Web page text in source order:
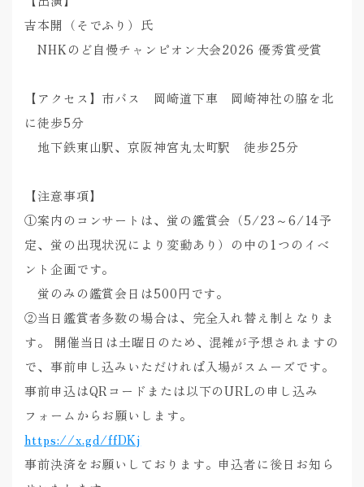
吉本開（そでふり）氏
NHKのど自慢チャンピオン大会2026 優秀賞受賞
【アクセス】市バス 岡崎道下車 岡崎神社の脇を北
に徒歩5分
地下鉄東山駅、京阪神宮丸太町駅 徒歩25分
【注意事項】
①案内のコンサートは、蛍の鑑賞会（5/23～6/14予
定、蛍の出現状況により変動あり）の中の1つのイベ
ント企画です。
蛍のみの鑑賞会日は500円です。
②当日鑑賞者多数の場合は、完全入れ替え制となりま
す。 開催当日は土曜日のため、混雑が予想されますの
で、事前申し込みいただければ入場がスムーズです。
事前申込はQRコードまたは以下のURLの申し込み
フォームからお願いします。
https://x.gd/ffDKj
事前決済をお願いしております。申込者に後日お知ら